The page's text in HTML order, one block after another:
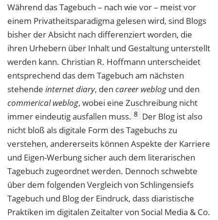
Während das Tagebuch – nach wie vor – meist vor
einem Privatheitsparadigma gelesen wird, sind Blogs
bisher der Absicht nach differenziert worden, die
ihren Urhebern über Inhalt und Gestaltung unterstellt
werden kann. Christian R. Hoffmann unterscheidet
entsprechend das dem Tagebuch am nächsten
stehende internet diary, den career weblog und den
commerical weblog, wobei eine Zuschreibung nicht
immer eindeutig ausfallen muss. 8 Der Blog ist also
nicht bloß als digitale Form des Tagebuchs zu
verstehen, andererseits können Aspekte der Karriere
und Eigen-Werbung sicher auch dem literarischen
Tagebuch zugeordnet werden. Dennoch schwebte
über dem folgenden Vergleich von Schlingensiefs
Tagebuch und Blog der Eindruck, dass diaristische
Praktiken im digitalen Zeitalter von Social Media & Co.